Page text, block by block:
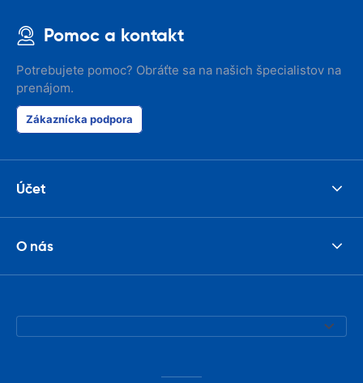
Pomoc a kontakt
Potrebujete pomoc? Obráťte sa na našich špecialistov na
prenájom.
Zákaznícka podpora
Účet
O nás